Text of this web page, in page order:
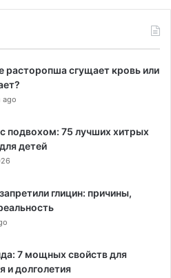
расторопша сгущает кровь или
ago
с подвохом: 75 лучших хитрых
детей
глицин: причины,
7 мощных свойств для
и долголетия